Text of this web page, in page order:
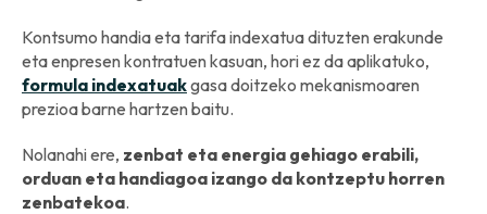
Kontsumo handia eta tarifa indexatua dituzten erakunde
eta enpresen kontratuen kasuan, hori ez da aplikatuko,
formula indexatuakgasa doitzeko mekanismoaren
prezioa barne hartzen baitu.
Nolanahi ere, zenbat eta energia gehiago erabili,
orduan eta handiagoa izango da kontzeptu horren
zenbatekoa.